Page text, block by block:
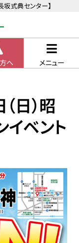
式典センター】
へ メニュー
日）昭
イベント